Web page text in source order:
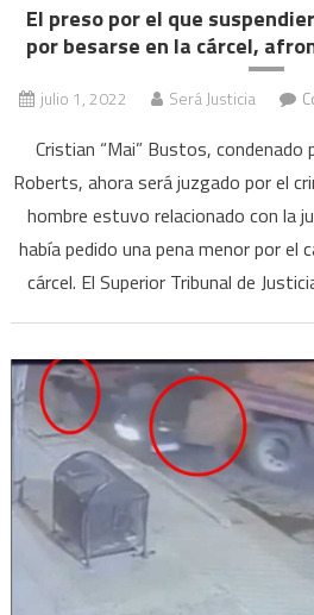
El preso por el que
por besarse en la cárcel,
julio 1, 2022 Será Justicia
Cristian “Mai” Bustos,
Roberts, ahora será juzgado por el
hombre estuvo relacionado con la
había pedido una pena menor por el
cárcel. El Superior Tribunal de